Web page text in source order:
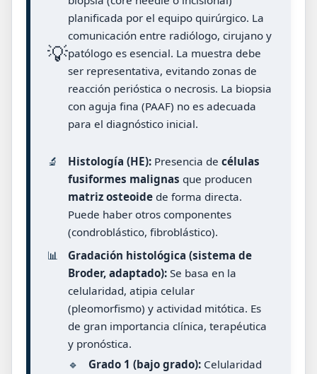
💡
planificada por el equipo quirúrgico. La
comunicación entre radiólogo, cirujano y
patólogo es esencial. La muestra debe
ser representativa, evitando zonas de
reacción perióstica o necrosis. La biopsia
con aguja fina (PAAF) no es adecuada
para el diagnóstico inicial.
🔬 Histología (HE):Presencia de células
fusiformes malignas que producen
matriz osteoidede forma directa.
Puede haber otros componentes
(condroblástico, fibroblástico).
📊
Gradación histológica (sistema de
Broder, adaptado):Se basa en la
celularidad, atipia celular
(pleomorfismo) y actividad mitótica. Es
de gran importancia clínica, terapéutica
y pronóstica.
🔹
Grado 1 (bajo grado):Celularidad